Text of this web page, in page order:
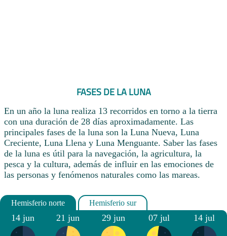
FASES DE LA LUNA
En un año la luna realiza 13 recorridos en torno a la tierra
con una duración de 28 días aproximadamente. Las
principales fases de la luna son la Luna Nueva, Luna
Creciente, Luna Llena y Luna Menguante. Saber las fases
de la luna es útil para la navegación, la agricultura, la
pesca y la cultura, además de influir en las emociones de
las personas y fenómenos naturales como las mareas.
14 jun 21 jun 29 jun 07 jul 14 jul